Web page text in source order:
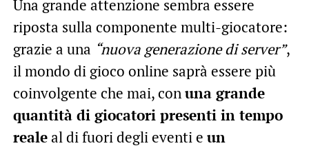
Una grande attenzione sembra essere
riposta sulla componente multi-giocatore:
grazie a una “nuova generazione di server”,
il mondo di gioco online saprà essere più
coinvolgente che mai, conuna grande
quantità di giocatori presenti in tempo
realeal di fuori degli eventi e un